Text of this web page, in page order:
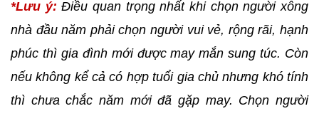
*Lưu ý: Điều quan trọng nhất khi chọn người xông
nhà đầu năm phải chọn người vui vẻ, rộng rãi, hạnh
phúc thì gia đình mới được may mắn sung túc. Còn
nếu không kể cả có hợp tuổi gia chủ nhưng khó tính
thì chưa chắc năm mới đã gặp may. Chọn người